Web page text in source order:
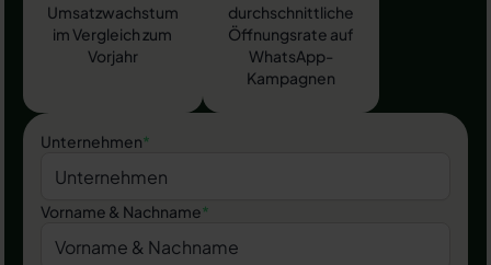
Umsatzwachstum
im Vergleich zum
Vorjahr
durchschnittliche
Öffnungsrate auf
WhatsApp-
Kampagnen
Unternehmen*
Vorname & Nachname*